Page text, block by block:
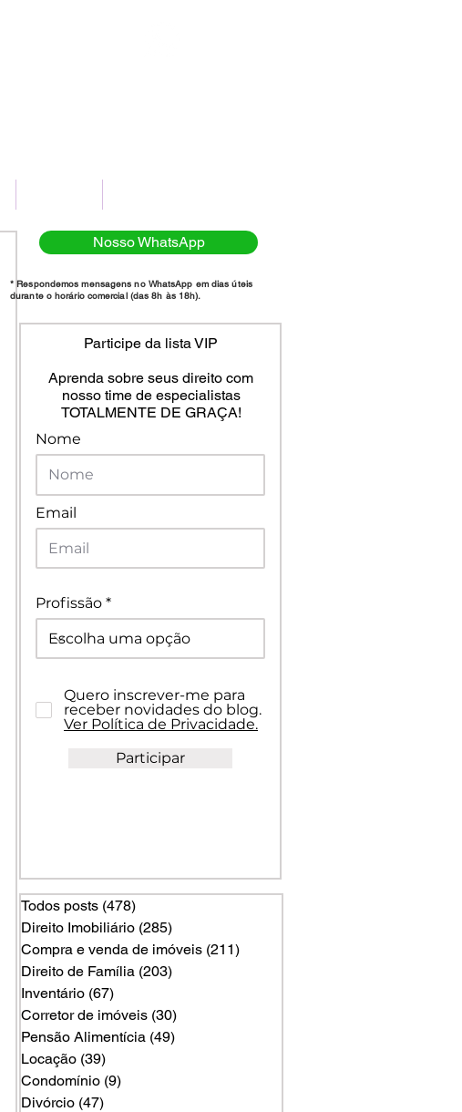
Participe da lista VIP
Aprenda sobre seus direito com
nosso time de especialistas
TOTALMENTE DE GRAÇA!
Nome
Email
Profissão
Quero inscrever-me para
receber novidades do blog.
Ver Política de Privacidade.
Participar
Todos posts (478)
Direito Imobiliário (285)
Compra e venda de imóveis (211)
Direito de Família (203)
Inventário (67)
Corretor de imóveis (30)
Pensão Alimentícia (49)
Locação (39)
Condomínio (9)
Divórcio (47)
Nosso WhatsApp
* Respondemos mensagens no WhatsApp em dias úteis
durante o horário comercial (das 8h às 18h).